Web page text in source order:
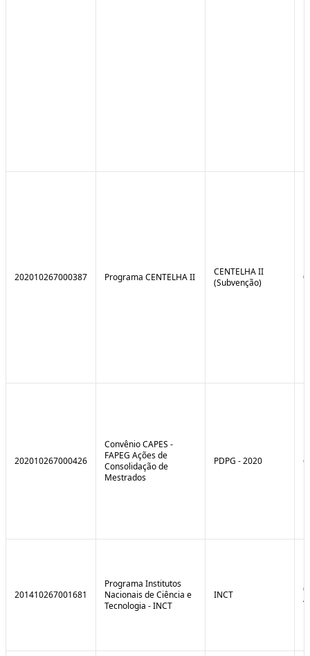
202010267000387 Programa CENTELHA II
CENTELHA II
(Subvenção)
202010267000426
Convênio CAPES -
FAPEG Ações de
Consolidação de
Mestrados
PDPG - 2020
201410267001681
Programa Institutos
Nacionais de Ciência e
Tecnologia - INCT
INCT